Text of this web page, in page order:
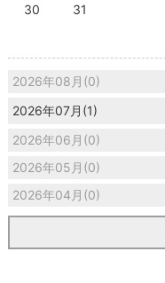
30
31
2026年08月(0)
2026年07月(1)
2026年06月(0)
2026年05月(0)
2026年04月(0)